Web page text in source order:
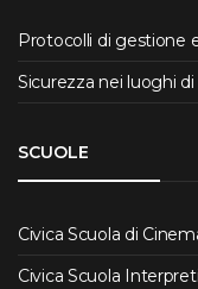
Protocolli di gestione
Sicurezza nei luoghi di
SCUOLE
Civica Scuola di
Civica Scuola